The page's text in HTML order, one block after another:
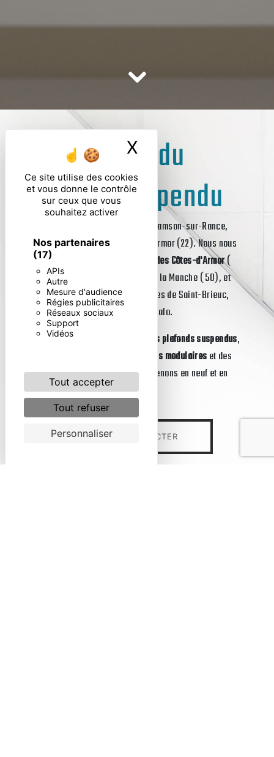
Ce site utilise des cookies
et vous donne le contrôle
sur ceux que vous
souhaitez activer
Nos partenaires
(17)
APIs
Autre
Mesure d'audience
Régies publicitaires
Réseaux sociaux
Support
Vidéos
Tout accepter
Tout refuser
Personnaliser
X Masquer le
Spécialiste du
plafond suspendu
, à Saint-Samson-sur-Rance,
dans le département des Côtes-d'Armor (22). Nous nous
déplaçons
dans les départements des Côtes-d'Armor(
22), de l' Ille-et-Vilaine ( 35) et de la Manche ( 50), et
plus particulièrement dans les villes de Saint-Brieuc,
Lannion, Dinan, Rennes et Saint- Malo.
Nous sommes votre
spécialiste des plafonds suspendus,
des cloisons modulaireset des
planchers techniques. Nous intervenons en neuf et en
rénovation.
NOUS CONTACTER